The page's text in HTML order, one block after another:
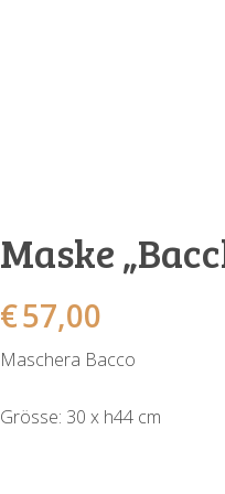
Maske
€57,00
Maschera Bacco
Grösse: 30 x h44 cm